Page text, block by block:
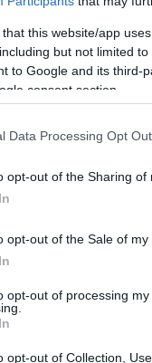
that this website/app
but not limited
to Google and its third-
consent section.
Data Processing Opt
opt-out of the Sharing of
opt-out of the Sale of my
opt-out of processing
opt-out of Collection,